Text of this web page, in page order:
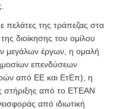
πελάτες της τράπεζας στα
διοίκησης του ομίλου
μεγάλων έργων, η ομαλή
επενδύσεων
από ΕΕ και ΕτΕπ), η
στήριξης από το ΕΤΕΑΝ
από ιδιωτική